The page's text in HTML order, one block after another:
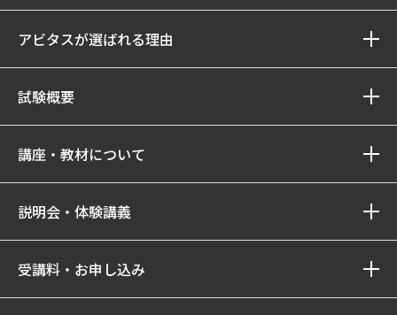
アビタスが選ばれる理由
試験概要
講座・教材について
説明会・体験講義
受講料・お申し込み